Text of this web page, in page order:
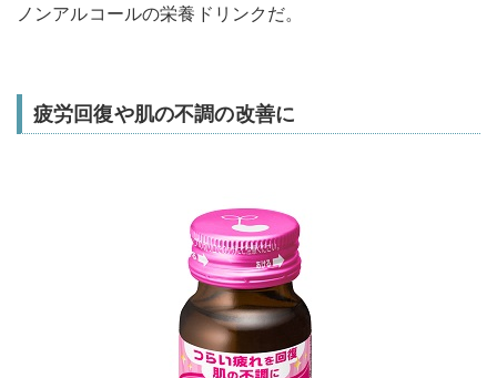
ノンアルコールの栄養ドリンクだ。
疲労回復や肌の不調の改善に